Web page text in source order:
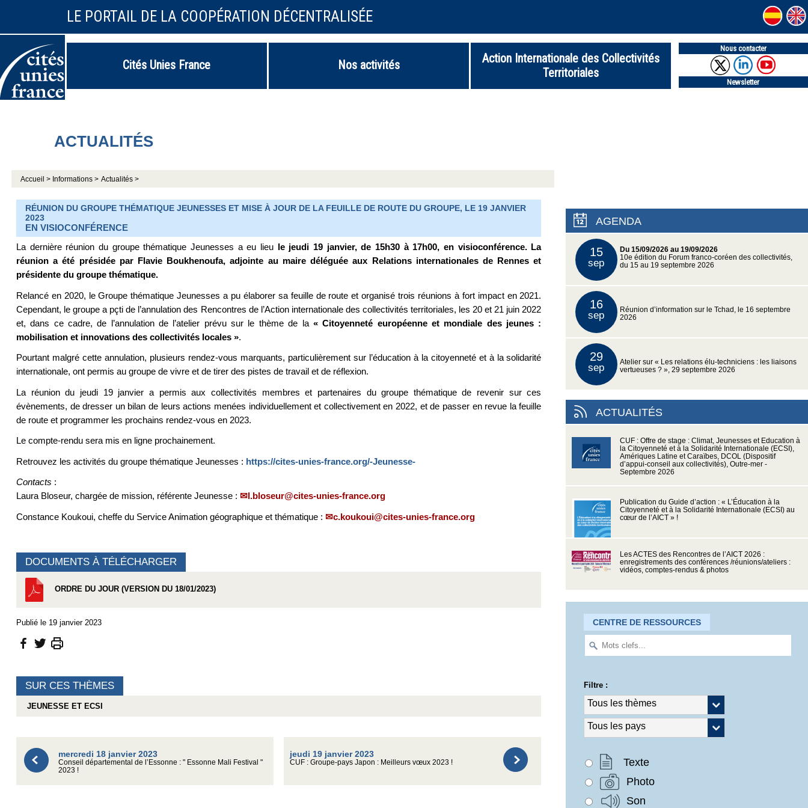
LE PORTAIL DE LA COOPÉRATION DÉCENTRALISÉE
Cités Unies France Nos activités
Action Internationale des Collectivités
Territoriales
Nous contacter
Newsletter
ACTUALITÉS
Accueil > Informations > Actualités >
RÉUNION DU GROUPE THÉMATIQUE JEUNESSES ET MISE À JOUR DE LA FEUILLE DE ROUTE DU GROUPE, LE 19 JANVIER
2023
EN VISIOCONFÉRENCE
La dernière réunion du groupe thématique Jeunesses a eu lieu le jeudi 19 janvier, de 15h30 à 17h00, en visioconférence. La
réunion a été présidée par Flavie Boukhenoufa, adjointe au maire déléguée aux Relations internationales de Rennes et
présidente du groupe thématique.
Relancé en 2020, le Groupe thématique Jeunesses a pu élaborer sa feuille de route et organisé trois réunions à fort impact en 2021.
Cependant, le groupe a pçti de l’annulation des Rencontres de l’Action internationale des collectivités territoriales, les 20 et 21 juin 2022
et, dans ce cadre, de l’annulation de l’atelier prévu sur le thème de la « Citoyenneté européenne et mondiale des jeunes :
mobilisation et innovations des collectivités locales ».
Pourtant malgré cette annulation, plusieurs rendez-vous marquants, particulièrement sur l’éducation à la citoyenneté et à la solidarité
internationale, ont permis au groupe de vivre et de tirer des pistes de travail et de réflexion.
La réunion du jeudi 19 janvier a permis aux collectivités membres et partenaires du groupe thématique de revenir sur ces
évènements, de dresser un bilan de leurs actions menées individuellement et collectivement en 2022, et de passer en revue la feuille
de route et programmer les prochains rendez-vous en 2023.
Le compte-rendu sera mis en ligne prochainement.
Retrouvez les activités du groupe thématique Jeunesses : https://cites-unies-france.org/-Jeunesse-
Contacts :
Laura Bloseur, chargée de mission, référente Jeunesse :
l.bloseur@cites-unies-france.org
Constance Koukoui, cheffe du Service Animation géographique et thématique : c.koukoui@cites-unies-france.org
DOCUMENTS À TÉLÉCHARGER
ORDRE DU JOUR (VERSION DU 18/01/2023)
Publié le 19 janvier 2023
SUR CES THÈMES
JEUNESSE ET ECSI
mercredi 18 janvier 2023
Conseil départemental de l’Essonne : " Essonne Mali Festival "
2023 !
jeudi 19 janvier 2023
CUF : Groupe-pays Japon : Meilleurs vœux 2023 !
AGENDA
15
sep
Du 15/09/2026 au 19/09/2026
10e édition du Forum franco-coréen des collectivités,
du 15 au 19 septembre 2026
16
sep
Réunion d’information sur le Tchad, le 16 septembre
2026
29
sep
Atelier sur « Les relations élu-techniciens : les liaisons
vertueuses ? », 29 septembre 2026
ACTUALITÉS
CUF : Offre de stage : Climat, Jeunesses et Education à
la Citoyenneté et à la Solidarité Internationale (ECSI),
Amériques Latine et Caraïbes, DCOL (Dispositif
d’appui-conseil aux collectivités), Outre-mer -
Septembre 2026
Publication du Guide d’action : « L’Éducation à la
Citoyenneté et à la Solidarité Internationale (ECSI) au
cœur de l’AICT » !
Les ACTES des Rencontres de l’AICT 2026 :
enregistrements des conférences /réunions/ateliers :
vidéos, comptes-rendus & photos
CENTRE DE RESSOURCES
Filtre :
Texte
Photo
Son